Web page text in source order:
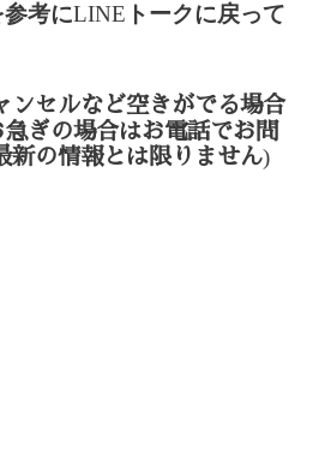
考にLINE トークに戻って
ンセルなど空きがでる場合
ぎの場合はお電話でお問
新の情報とは限りません)